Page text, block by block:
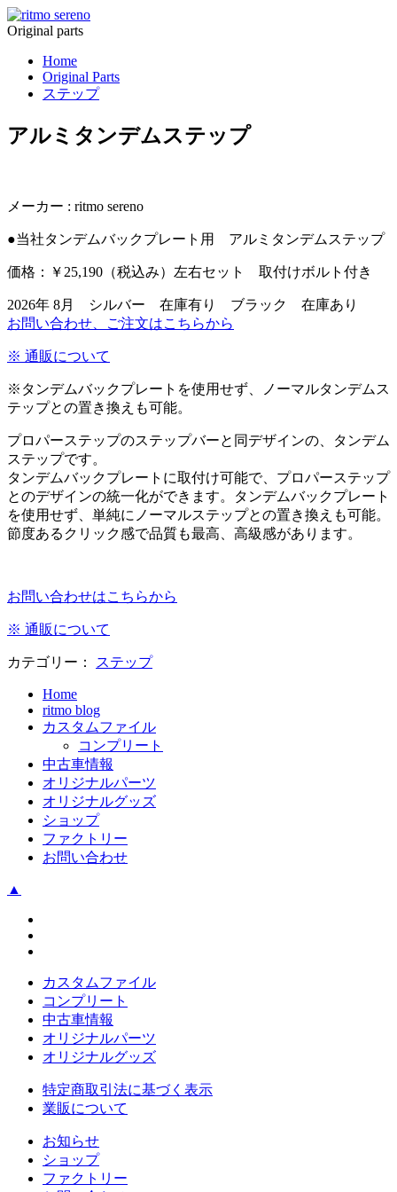
Original parts
Home
Original Parts
ステップ
アルミタンデムステップ
メーカー : ritmo sereno
●当社タンデムバックプレート用 アルミタンデムステップ
価格：￥25,190（税込み）左右セット 取付けボルト付き
2026年 8月 シルバー 在庫有り ブラック 在庫あり
お問い合わせ、ご注文はこちらから
※ 通販について
※タンデムバックプレートを使用せず、ノーマルタンデムス
テップとの置き換えも可能。
プロパーステップのステップバーと同デザインの、タンデム
ステップです。
タンデムバックプレートに取付け可能で、プロパーステップ
とのデザインの統一化ができます。タンデムバックプレート
を使用せず、単純にノーマルステップとの置き換えも可能。
節度あるクリック感で品質も最高、高級感があります。
お問い合わせはこちらから
※ 通販について
カテゴリー： ステップ
Home
ritmo blog
カスタムファイル
コンプリート
中古車情報
オリジナルパーツ
オリジナルグッズ
ショップ
ファクトリー
お問い合わせ
▲
カスタムファイル
コンプリート
中古車情報
オリジナルパーツ
オリジナルグッズ
特定商取引法に基づく表示
業販について
お知らせ
ショップ
ファクトリー